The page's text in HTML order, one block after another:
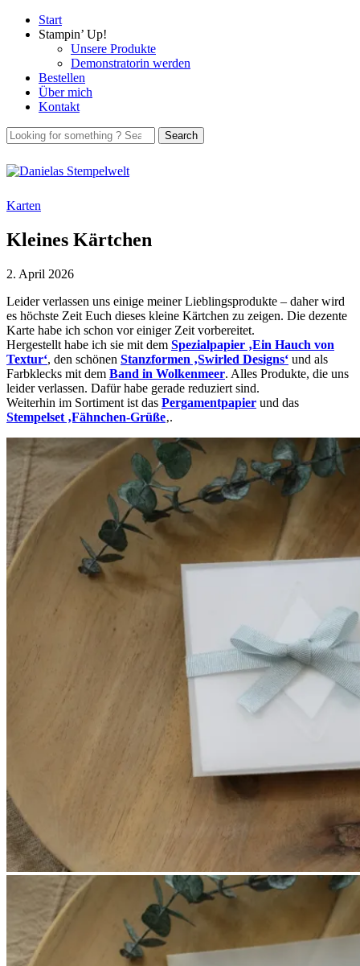
Start
Stampin’ Up!
Unsere Produkte
Demonstratorin werden
Bestellen
Über mich
Kontakt
Karten
Kleines Kärtchen
2. April 2026
Leider verlassen uns einige meiner Lieblingsprodukte – daher wird
es höchste Zeit Euch dieses kleine Kärtchen zu zeigen. Die dezente
Karte habe ich schon vor einiger Zeit vorbereitet.
Hergestellt habe ich sie mit dem Spezialpapier ‚Ein Hauch von
Textur‘, den schönen Stanzformen ‚Swirled Designs‘ und als
Farbklecks mit dem Band in Wolkenmeer. Alles Produkte, die uns
leider verlassen. Dafür habe gerade reduziert sind.
Weiterhin im Sortiment ist das Pergamentpapier und das
Stempelset ‚Fähnchen-Grüße‚.